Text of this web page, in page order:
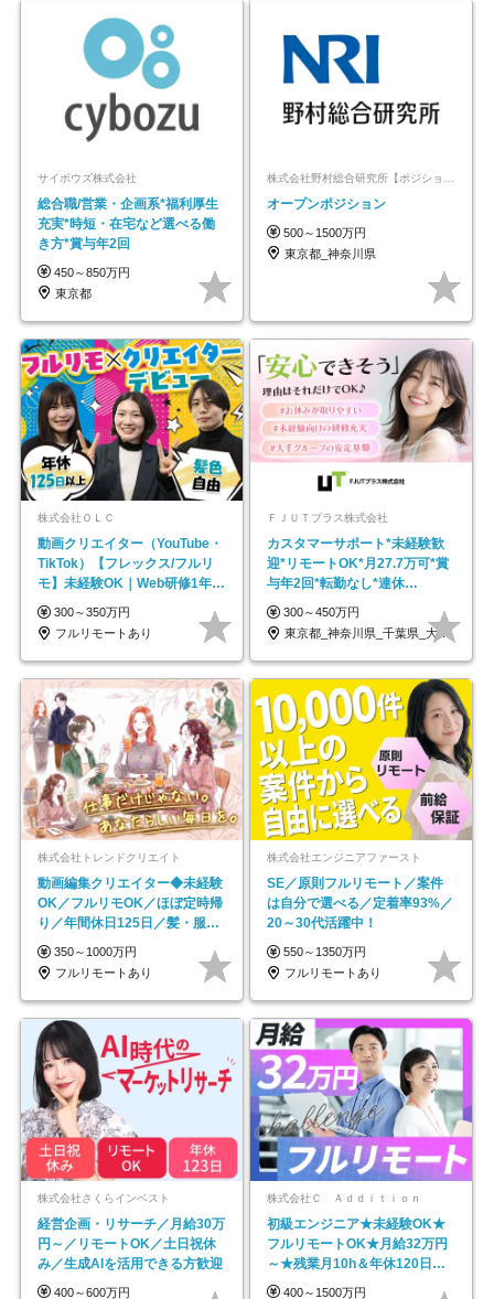
サイボウズ株式会社
総合職/営業・企画系*福利厚生
充実*時短・在宅など選べる働
き方*賞与年2回
450～850万円
東京都
オープンポジション
500～1500万円
東京都_神奈川県
株式会社ＯＬＣ
動画クリエイター（YouTube・
TikTok）【フレックス/フルリ
モ】未経験OK｜Web研修1年間
｜副業OK
300～350万円
フルリモートあり
ＦＪＵＴプラス株式会社
カスタマーサポート*未経験歓
迎*リモートOK*月27.7万可*賞
与年2回*転勤なし*連休
OK/ZE010232
300～450万円
東京都_神奈川県_千葉県_大阪府_愛知県…
株式会社トレンドクリエイト
動画編集クリエイター◆未経験
OK／フルリモOK／ほぼ定時帰
り／年間休日125日／髪・服・
ネイル自由／副業OK
350～1000万円
フルリモートあり
株式会社エンジニアファースト
SE／原則フルリモート／案件
は自分で選べる／定着率93%／
20～30代活躍中！
550～1350万円
フルリモートあり
株式会社さくらインベスト
経営企画・リサーチ／月給30万
円～／リモートOK／土日祝休
み／生成AIを活用できる方歓迎
400～600万円
株式会社Ｃ Ａｄｄｉｔｉｏｎ
初級エンジニア★未経験OK★
フルリモートOK★月給32万円
～★残業月10h＆年休120日以
上★副業可
400～1500万円